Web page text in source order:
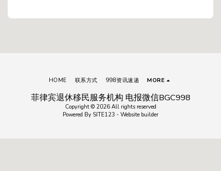
菲律宾退休移民服务机构 电报微信BGC998
Copyright © 2026 All rights reserved
Powered By SITE123 - Website builder
HOME 联系方式 998资讯速递 MORE